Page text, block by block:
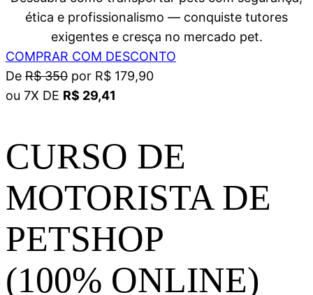
ética e profissionalismo — conquiste tutores
exigentes e cresça no mercado pet.
COMPRAR COM DESCONTO
De R$ 350 por R$ 179,90
ou 7X DE R$ 29,41
CURSO DE
MOTORISTA DE
PETSHOP
(100% ONLINE)